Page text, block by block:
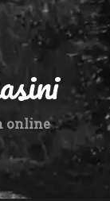
online